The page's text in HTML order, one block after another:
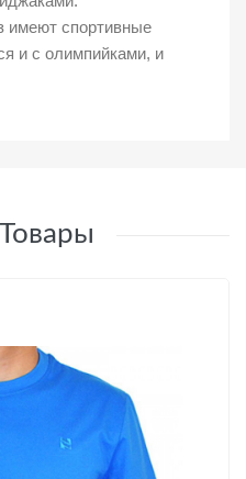
имеют спортивные
и с олимпийками, и
Товары